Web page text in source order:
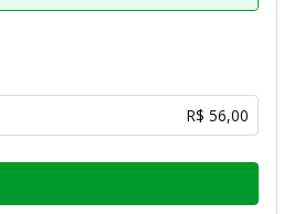
R$ 56,00